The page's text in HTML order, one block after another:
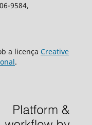
9584,
a licença Creative
.